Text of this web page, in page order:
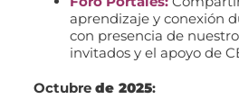
aprendizaje y conexión
con presencia de
invitados y el apoyo de
Octubrede 2025: